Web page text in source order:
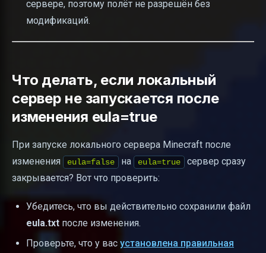
сервере, поэтому полёт не разрешён без
модификаций.
Что делать, если локальный
сервер не запускается после
изменения eula=true
При запуске локального сервера Minecraft после
изменения
eula=false на eula=true
сервер сразу
закрывается? Вот что проверить:
Убедитесь, что вы действительно сохранили файл
eula.txt после изменения.
Проверьте, что у вас установлена правильная